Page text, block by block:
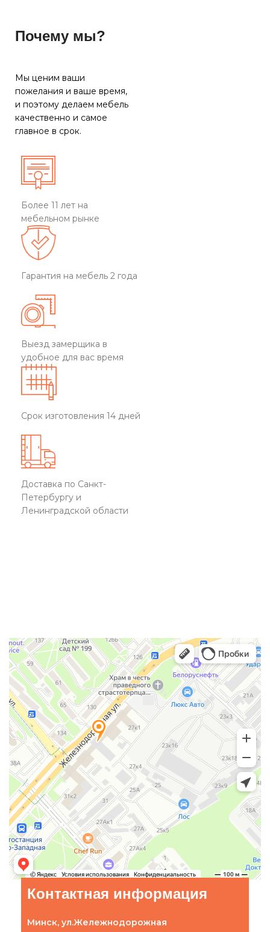
Почему мы?
Мы ценим ваши
пожелания и ваше время,
и поэтому делаем мебель
качественно и самое
главное в срок.
Более 11 лет на
мебельном рынке
Гарантия на мебель 2 года
Выезд замерщика в
удобное для вас время
Срок изготовления 14 дней
Доставка по Санкт-
Петербургу и
Ленинградской области
Контактная информация
Минск, ул.Жележнодорожная